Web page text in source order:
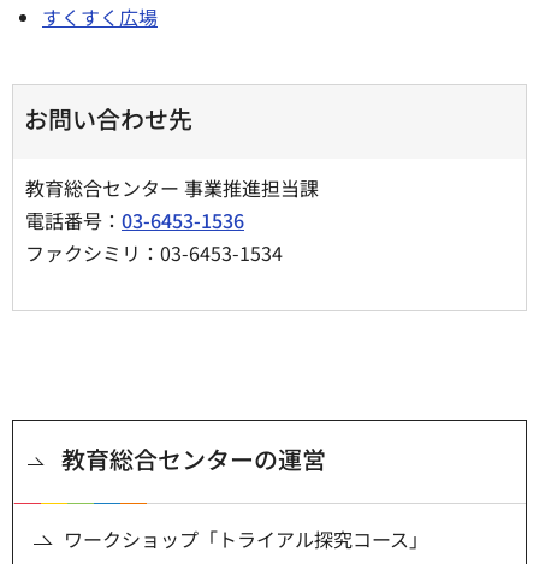
すくすく広場
お問い合わせ先
教育総合センター 事業推進担当課
電話番号： 03-6453-1536
ファクシミリ：03-6453-1534
教育総合センターの運営
ワークショップ「トライアル探究コース」